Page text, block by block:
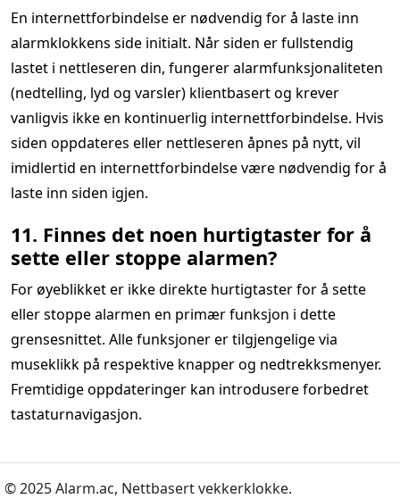
En internettforbindelse er nødvendig for å laste inn
alarmklokkens side initialt. Når siden er fullstendig
lastet i nettleseren din, fungerer alarmfunksjonaliteten
(nedtelling, lyd og varsler) klientbasert og krever
vanligvis ikke en kontinuerlig internettforbindelse. Hvis
siden oppdateres eller nettleseren åpnes på nytt, vil
imidlertid en internettforbindelse være nødvendig for å
laste inn siden igjen.
11. Finnes det noen hurtigtaster for å
sette eller stoppe alarmen?
For øyeblikket er ikke direkte hurtigtaster for å sette
eller stoppe alarmen en primær funksjon i dette
grensesnittet. Alle funksjoner er tilgjengelige via
museklikk på respektive knapper og nedtrekksmenyer.
Fremtidige oppdateringer kan introdusere forbedret
tastaturnavigasjon.
© 2025 Alarm.ac, Nettbasert vekkerklokke.